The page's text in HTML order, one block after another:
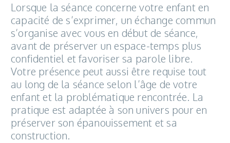
Lorsque la séance concerne votre enfant en
capacité de s’exprimer, un échange commun
s’organise avec vous en début de séance,
avant de préserver un espace-temps plus
confidentiel et favoriser sa parole libre.
Votre présence peut aussi être requise tout
au long de la séance selon l’âge de votre
enfant et la problématique rencontrée. La
pratique est adaptée à son univers pour en
préserver son épanouissement et sa
construction.